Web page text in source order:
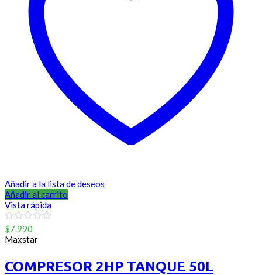
Añadir a la lista de deseos
Añadir al carrito
Vista rápida
0
out
of
$7.990
Maxstar
COMPRESOR 2HP TANQUE 50L